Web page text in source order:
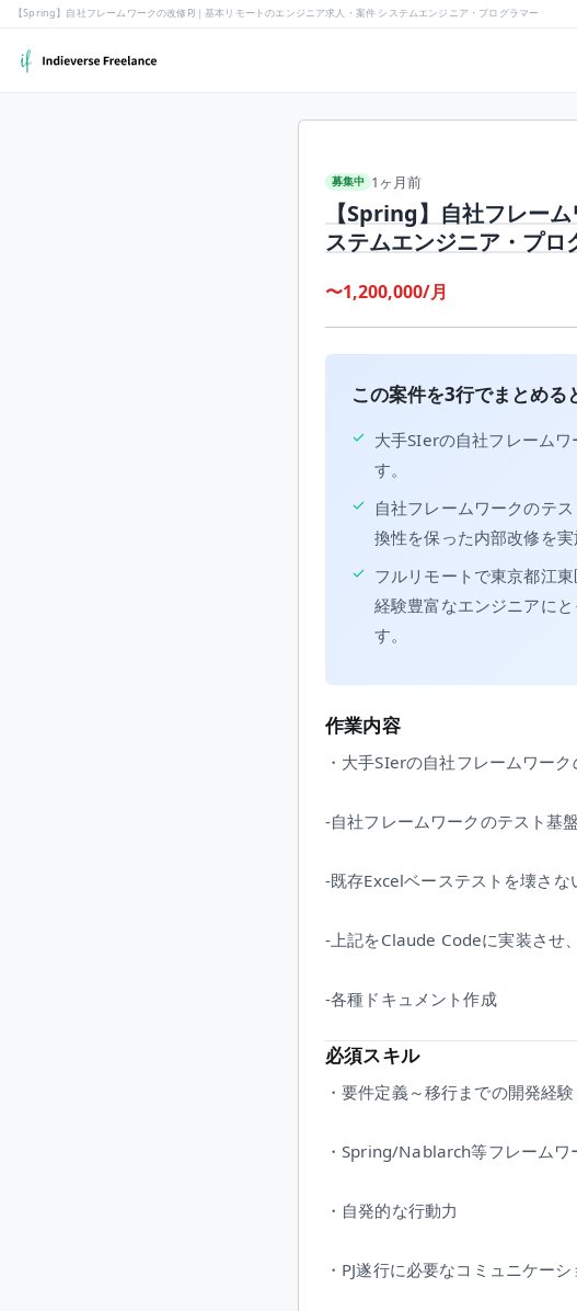
【Spring】自社フレームワークの改修PJ｜基本リモートのエンジニア求人・案件 システムエンジニア・プログラマー
募集中 1ヶ月前
【Spring】自社フレー
ステムエンジニア・プロ
〜1,200,000/月
この案件を3行でまとめる
✓ 大手SIerの自社フレーム
す。
✓ 自社フレームワークのテ
換性を保った内部改修を実
✓ フルリモートで東京都江
経験豊富なエンジニアに
す。
作業内容
・大手SIerの自社フレームワー
-自社フレームワークのテスト基
-既存Excelベーステストを壊さ
-上記をClaude Codeに実装させ
-各種ドキュメント作成
必須スキル
・要件定義～移行までの開発経験
・Spring/Nablarch等フレーム
・自発的な行動力
・PJ遂行に必要なコミュニケー